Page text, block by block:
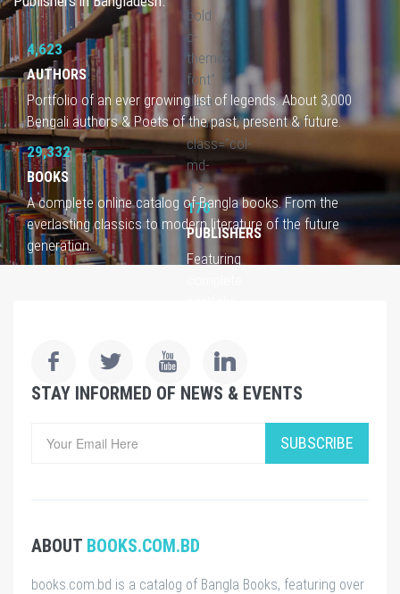
bold
c-
theme-
font"
data-
counter="counterup">
class="col-
md-
4">
170
PUBLISHERS
Featuring
showroom
of
4,623
AUTHORS
Portfolio of an ever growing list of legends. About 3,000
Bengali authors & Poets of the past, present & future.
29,332
BOOKS
A complete online catalog of Bangla books. From the
everlasting classics to modern literature of the future
generation.
STAY INFORMED OF NEWS & EVENTS
SUBSCRIBE
ABOUT BOOKS.COM.BD
books.com.bd is a catalog of Bangla Books, featuring over